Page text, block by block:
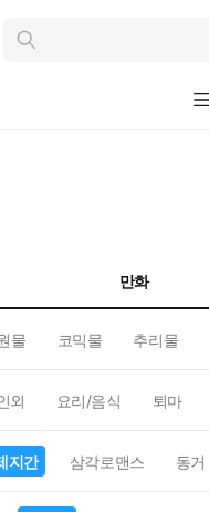
인
만화
물 코믹물 추리물
외 요리/음식 퇴마
지간 삼각로맨스 동거